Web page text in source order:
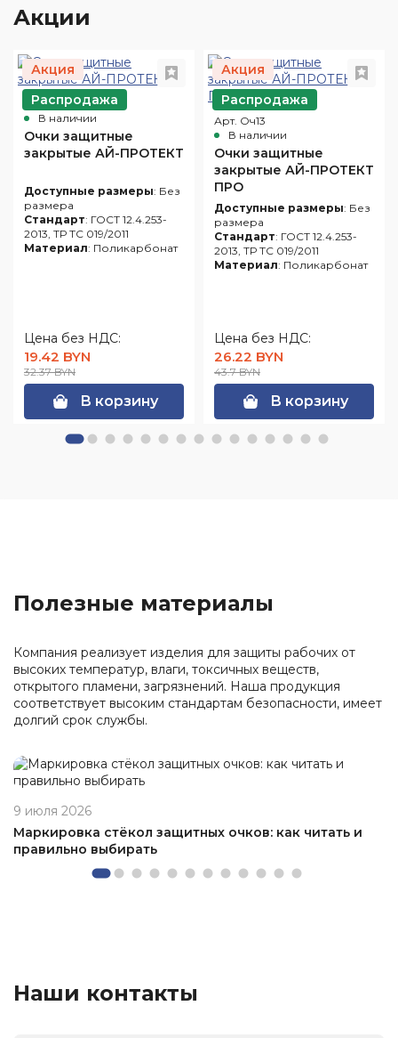
Акции
Акция
Распродажа
Арт. Оч10
В наличии
Очки защитные
закрытые АЙ-ПРОТЕКТ
Доступные размеры: Без
размера
Стандарт: ГОСТ 12.4.253-
2013, ТР ТС 019/2011
Материал: Поликарбонат
Цена без НДС:
19.42 BYN
32.37 BYN
В корзину
Акция
Распродажа
Арт. Оч13
В наличии
Очки защитные
закрытые АЙ-ПРОТЕКТ
ПРО
Доступные размеры: Без
размера
Стандарт: ГОСТ 12.4.253-
2013, ТР ТС 019/2011
Материал: Поликарбонат
Цена без НДС:
26.22 BYN
43.7 BYN
В корзину
Полезные материалы
Компания реализует изделия для защиты рабочих от
высоких температур, влаги, токсичных веществ,
открытого пламени, загрязнений. Наша продукция
соответствует высоким стандартам безопасности, имеет
долгий срок службы.
9 июля 2026
Маркировка стёкол защитных очков: как читать и
правильно выбирать
Наши контакты